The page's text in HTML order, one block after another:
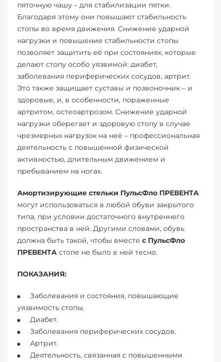
пяточную чашу – для стабилизации пятки.
Благодаря этому они повышают стабильность
стопы во время движения. Снижение ударной
нагрузки и повышение стабильности стопы
позволяет защитить её при состояниях, которые
делают стопу особо уязвимой: диабет,
заболевания периферических сосудов, артрит.
Это также защищает суставы и позвоночник – и
здоровые, и, в особенности, пораженные
артритом, остеоартрозом. Снижение ударной
нагрузки оберегает и здоровую стопу в случае
чрезмерных нагрузок на неё – профессиональная
деятельность с повышенной физической
активностью, длительным движением и
пребыванием на ногах.
Амортизирующие стельки ПульсФло ПРЕВЕНТА
могут использоваться в любой обуви закрытого
типа, при условии достаточного внутреннего
пространства в ней. Другими словами, обувь
должна быть такой, чтобы вместе с ПульсФло
ПРЕВЕНТА стопе не было в ней тесно.
ПОКАЗАНИЯ:
Заболевания и состояния, повышающие
уязвимость стопы.
Диабет.
Заболевания периферических сосудов.
Артрит.
Деятельность, связанная с повышенными